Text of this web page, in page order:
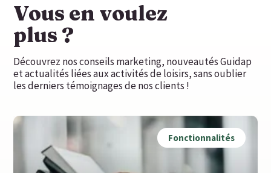
Vous en voulez
plus ?
Découvrez nos conseils marketing, nouveautés Guidap
et actualités liées aux activités de loisirs, sans oublier
les derniers témoignages de nos clients !
Fonctionnalités